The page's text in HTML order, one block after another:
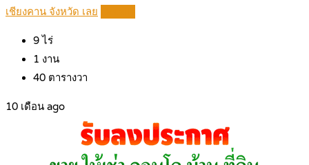
เชียงคาน จังหวัด เลย
9ไร่
1 งาน
40 ตารางวา
10 เดือน ago